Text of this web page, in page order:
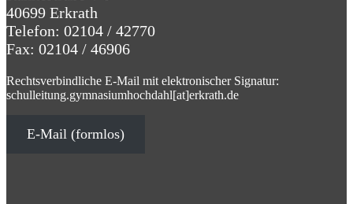
40699 Erkrath
Telefon: 02104 / 42770
Fax: 02104 / 46906
Rechtsverbindliche E-Mail mit elektronischer Signatur:
schulleitung.gymnasiumhochdahl[at]erkrath.de
E-Mail (formlos)